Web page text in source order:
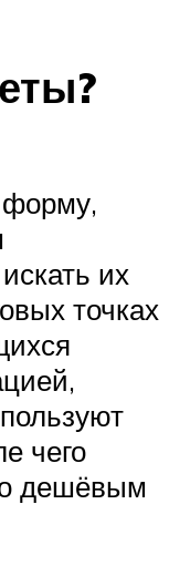
их
точках
чего
дешёвым